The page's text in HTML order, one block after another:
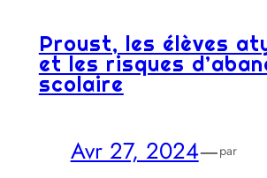
Proust, les élèves
et les risques
scolaire
Avr 27, 2024—par